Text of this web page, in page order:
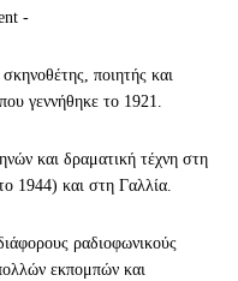
-
ποιητής και
γεννήθηκε το 1921.
και δραματική τέχνη στη
1944) και στη Γαλλία.
ραδιοφωνικούς
εκπομπών και